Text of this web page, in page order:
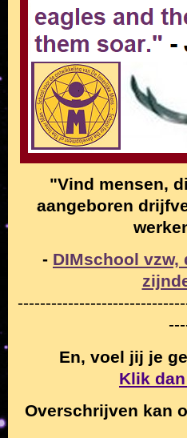
"Vind mensen,
aangeboren
- DIMschool
En, voel jij je
Klik
Overschrijven kan